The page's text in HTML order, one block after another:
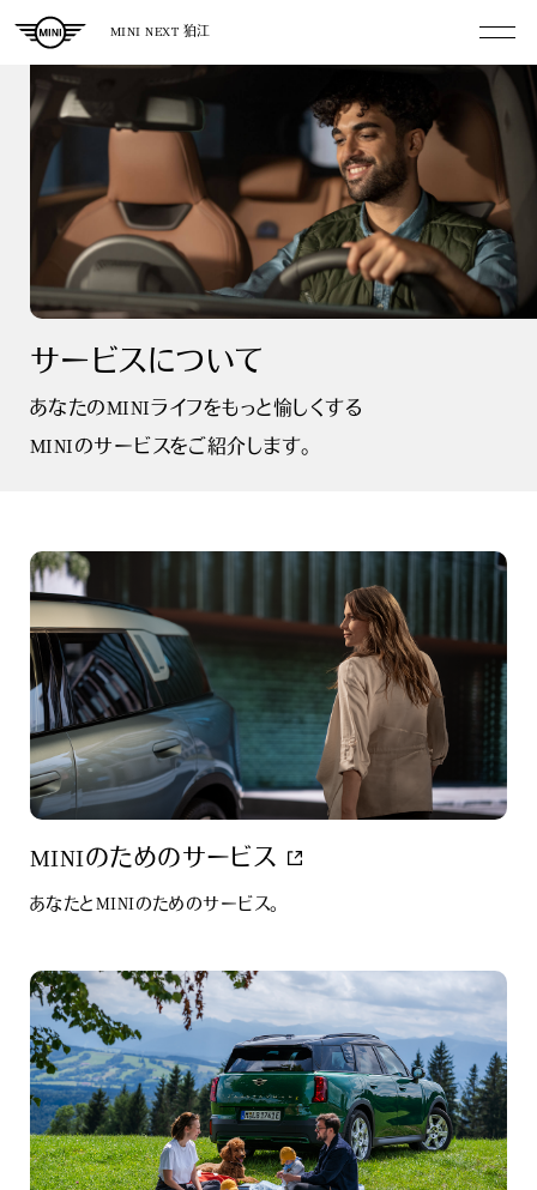
MINI NEXT 狛江
サービスについて
あなたのMINIライフをもっと愉しくする
MINIのサービスをご紹介します。
MINIのためのサービス
あなたとMINIのためのサービス。